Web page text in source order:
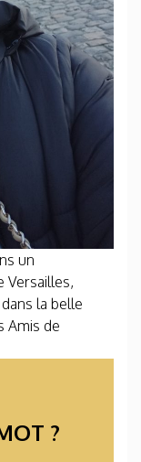
un
Versailles,
la belle
Amis de
?